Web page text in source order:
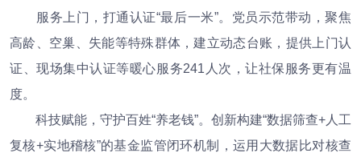
服务上门，打通认证“最后一米”。党员示范带动，聚焦
高龄、空巢、失能等特殊群体，建立动态台账，提供上门认
证、现场集中认证等暖心服务241人次，让社保服务更有温
度。
科技赋能，守护百姓“养老钱”。创新构建“数据筛查+人工
复核+实地稽核”的基金监管闭环机制，运用大数据比对核查